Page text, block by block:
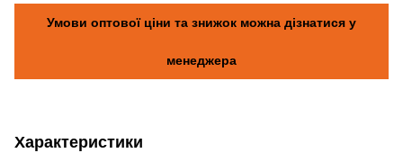
Умови оптової ціни та знижок можна дізнатися у
менеджера
Характеристики